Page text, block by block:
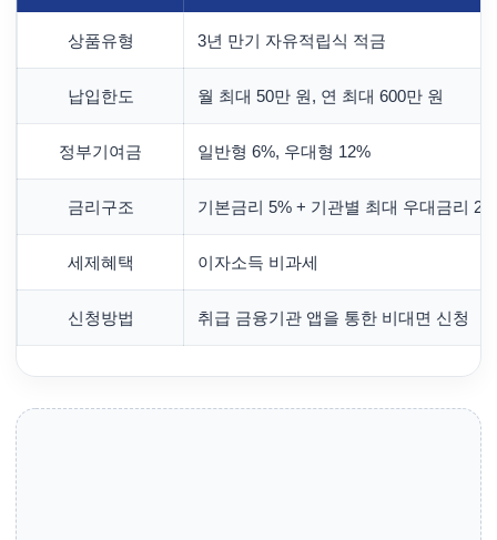
상품유형 3년 만기 자유적립식 적금
납입한도 월 최대 50만 원, 연 최대 600만 원
정부기여금 일반형 6%, 우대형 12%
금리구조 기본금리 5% + 기관별 최대 우대금리
세제혜택 이자소득 비과세
신청방법 취급 금융기관 앱을 통한 비대면 신청